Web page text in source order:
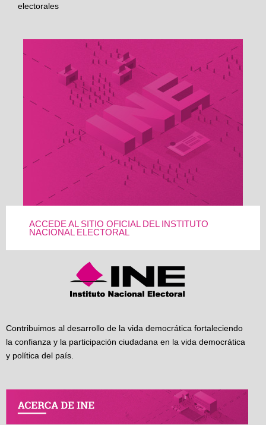
electorales
ACCEDE AL SITIO OFICIAL DEL INSTITUTO
NACIONAL ELECTORAL
Contribuimos al desarrollo de la vida democrática fortaleciendo
la confianza y la participación ciudadana en la vida democrática
y política del país.